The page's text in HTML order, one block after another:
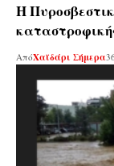
Η
ΑπόΧαϊδάρι Σήμερα